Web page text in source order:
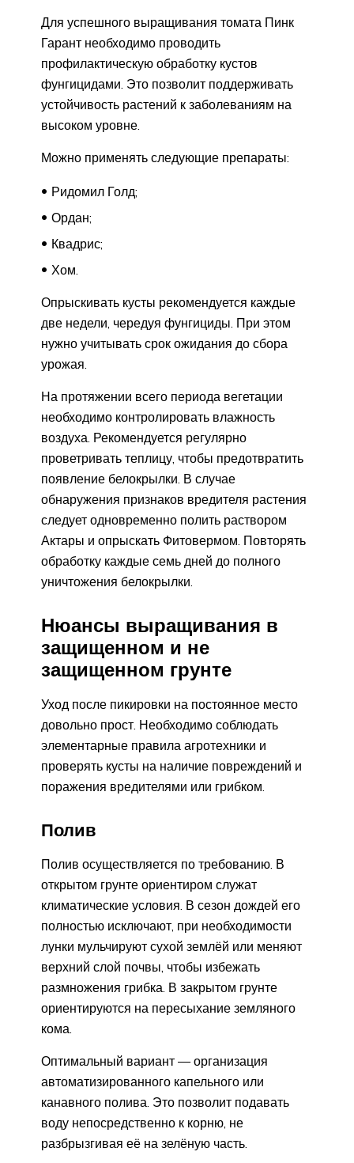
Для успешного выращивания томата Пинк
Гарант необходимо проводить
профилактическую обработку кустов
фунгицидами. Это позволит поддерживать
устойчивость растений к заболеваниям на
высоком уровне.
Можно применять следующие препараты:
Ридомил Голд;
Ордан;
Квадрис;
Хом.
Опрыскивать кусты рекомендуется каждые
две недели, чередуя фунгициды. При этом
нужно учитывать срок ожидания до сбора
урожая.
На протяжении всего периода вегетации
необходимо контролировать влажность
воздуха. Рекомендуется регулярно
проветривать теплицу, чтобы предотвратить
появление белокрылки. В случае
обнаружения признаков вредителя растения
следует одновременно полить раствором
Актары и опрыскать Фитовермом. Повторять
обработку каждые семь дней до полного
уничтожения белокрылки.
Нюансы выращивания в
защищенном и не
защищенном грунте
Уход после пикировки на постоянное место
довольно прост. Необходимо соблюдать
элементарные правила агротехники и
проверять кусты на наличие повреждений и
поражения вредителями или грибком.
Полив
Полив осуществляется по требованию. В
открытом грунте ориентиром служат
климатические условия. В сезон дождей его
полностью исключают, при необходимости
лунки мульчируют сухой землёй или меняют
верхний слой почвы, чтобы избежать
размножения грибка. В закрытом грунте
ориентируются на пересыхание земляного
кома.
Оптимальный вариант — организация
автоматизированного капельного или
канавного полива. Это позволит подавать
воду непосредственно к корню, не
разбрызгивая её на зелёную часть.